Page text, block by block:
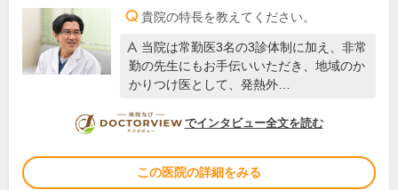
貴院の特長を教えてください。
当院は常勤医3名の3診体制に加え、非常
勤の先生にもお手伝いいただき、地域のか
かりつけ医として、発熱外…
DOCTORVIEW
でインタビュー全文を読む
この医院の詳細をみる